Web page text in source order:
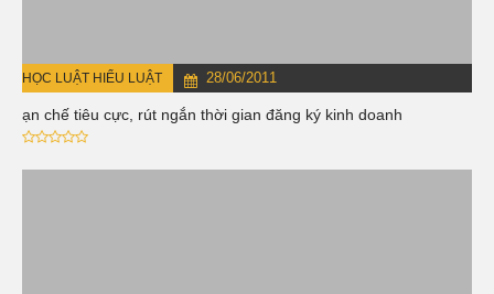
HỌC LUẬT HIỂU LUẬT 28/06/2011
Hạn chế tiêu cực, rút ngắn thời gian đăng ký kinh doanh